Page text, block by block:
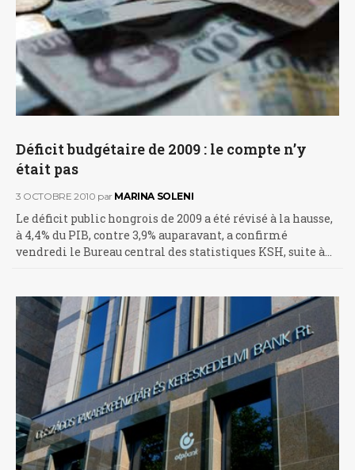
Déficit budgétaire de 2009 : le compte n’y
était pas
3 OCTOBRE 2010 par MARINA SOLENI
Le déficit public hongrois de 2009 a été révisé à la hausse,
à 4,4% du PIB, contre 3,9% auparavant, a confirmé
vendredi le Bureau central des statistiques KSH, suite à…